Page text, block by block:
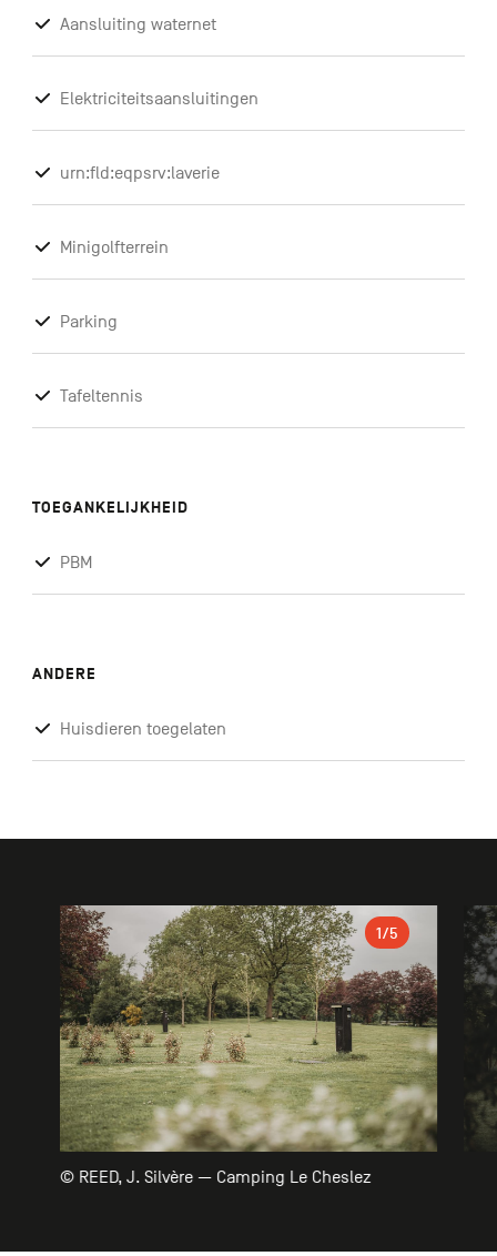
Aansluiting waternet
Elektriciteitsaansluitingen
urn:fld:eqpsrv:laverie
Minigolfterrein
Parking
Tafeltennis
TOEGANKELIJKHEID
PBM
ANDERE
Huisdieren toegelaten
Galerie
© REED, J. Silvère — Camping Le Cheslez
1/5